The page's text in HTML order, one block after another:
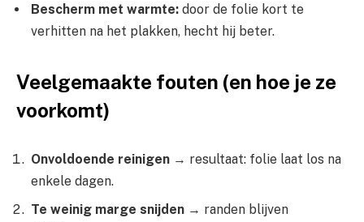
Bescherm met warmte: door de folie kort te
verhitten na het plakken, hecht hij beter.
Veelgemaakte fouten (en hoe je ze
voorkomt)
Onvoldoende reinigen → resultaat: folie laat los na
enkele dagen.
Te weinig marge snijden → randen blijven